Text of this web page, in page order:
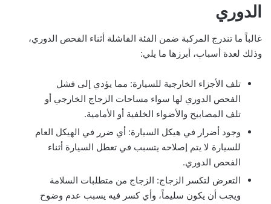
الدوري
غالباً ما تندرج المركبة ضمن الفئة الفاشلة أثناء الفحص الدوري،
وذلك لعدة أسباب، أبرزها ما يلي:
تلف الأجزاء الخارجية للسيارة: مما يؤدي إلى فشل
الفحص الدوري لها سواء مساحات الزجاج الخارجي أو
تلف المصابيح والأضواء الخلفية أو الأمامية.
وجود أضرار في هيكل السيارة: أي ضرر في الهيكل العام
للسيارة لا يتم إصلاحه يتسبب في تعطل السيارة أثناء
الفحص الدوري.
التعرض لتكسر الزجاج: الزجاج من متطلبات السلامة
ويجب أن يكون سليماً، وأي كسر فيه يسبب عدم وضوح